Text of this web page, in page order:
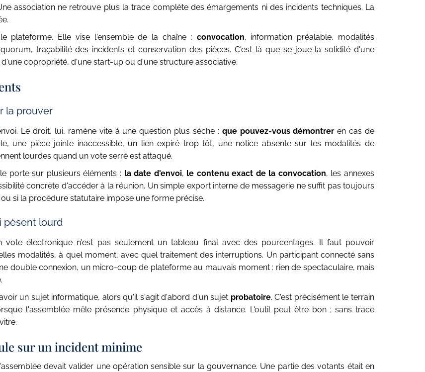
association ne retrouve plus la trace complète des émargements ni des incidents techniques. La
plateforme. Elle vise l'ensemble de la chaîne : convocation, information préalable, modalités
traçabilité des incidents et conservation des pièces. C'est là que se joue la solidité d'une
copropriété, d'une start-up ou d'une structure associative.
la prouver
Le droit, lui, ramène vite à une question plus sèche : que pouvez-vous démontrer en cas de
une pièce jointe inaccessible, un lien expiré trop tôt, une notice absente sur les modalités de
lourdes quand un vote serré est attaqué.
porte sur plusieurs éléments : la date d'envoi, le contenu exact de la convocation, les annexes
concrète d'accéder à la réunion. Un simple export interne de messagerie ne suffit pas toujours
si la procédure statutaire impose une forme précise.
pèsent lourd
électronique n'est pas seulement un tableau final avec des pourcentages. Il faut pouvoir
modalités, à quel moment, avec quel traitement des interruptions. Un participant connecté sans
double connexion, un micro-coup de plateforme au mauvais moment : rien de spectaculaire, mais
un sujet informatique, alors qu'il s'agit d'abord d'un sujet probatoire. C'est précisément le terrain
l'assemblée mêle présence physique et accès à distance. L'outil peut être bon ; sans trace
sur un incident minime
devait valider une opération sensible sur la gouvernance. Une partie des votants était en